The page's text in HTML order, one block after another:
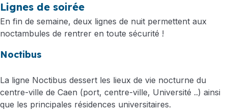
Lignes de soirée
En fin de semaine, deux lignes de nuit permettent aux
noctambules de rentrer en toute sécurité !
Noctibus
La ligne Noctibus dessert les lieux de vie nocturne du
centre-ville de Caen (port, centre-ville, Université ..) ainsi
que les principales résidences universitaires.